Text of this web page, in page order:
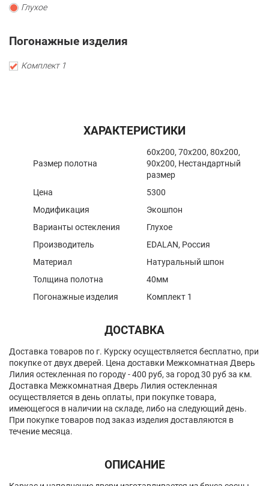
Глухое
Погонажные изделия
Комплект 1
ХАРАКТЕРИСТИКИ
Размер полотна
60x200, 70x200, 80x200,
90x200, Нестандартный
размер
Цена
5300
Модификация
Экошпон
Варианты остекления
Глухое
Производитель
EDALAN, Россия
Материал
Натуральный шпон
Толщина полотна
40мм
Погонажные изделия
Комплект 1
ДОСТАВКА
Доставка товаров по г. Курску осуществляется бесплатно, при
покупке от двух дверей. Цена доставки Межкомнатная Дверь
Лилия остекленная по городу - 400 руб, за город 30 руб за км.
Доставка Межкомнатная Дверь Лилия остекленная
осуществляется в день оплаты, при покупке товара,
имеющегося в наличии на складе, либо на следующий день.
При покупке товаров под заказ изделия доставляются в
течение месяца.
ОПИСАНИЕ